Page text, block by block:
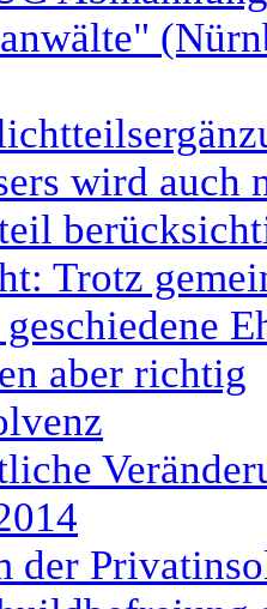
wird auch
Trotz
aber richtig
der